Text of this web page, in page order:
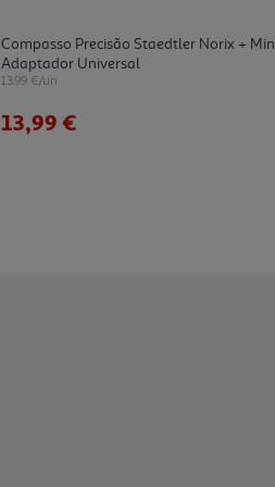
Compasso Precisão Staedtler Norix +
Adaptador Universal
13.99 €/un
13,99 €